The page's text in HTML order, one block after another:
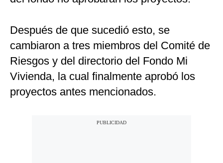
Después de que sucedió esto, se
cambiaron a tres miembros del Comité de
Riesgos y del directorio del Fondo Mi
Vivienda, la cual finalmente aprobó los
proyectos antes mencionados.